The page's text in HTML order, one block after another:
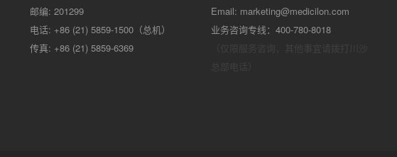
邮编: 201299
电话: +86 (21) 5859-1500（总机）
传真: +86 (21) 5859-6369
Email: marketing@medicilon.com
业务咨询专线：400-780-8018